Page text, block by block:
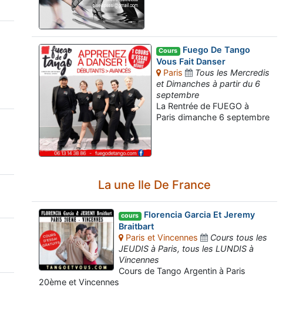
Cours Fuego De Tango
Vous Fait Danser
Paris
Tous les Mercredis
et Dimanches à partir du 6
septembre
La Rentrée de FUEGO à
Paris dimanche 6 septembre
La une Ile De France
cours Florencia Garcia Et Jeremy
Braitbart
Paris et Vincennes
Cours tous les
JEUDIS à Paris, tous les LUNDIS à
Vincennes
Cours de Tango Argentin à Paris
20ème et Vincennes